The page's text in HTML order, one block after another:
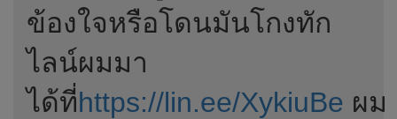
ข้องใจหรือโดนมันโกงทัก
ไลน์ผมมา
ได้ที่https://lin.ee/XykiuBe ผม